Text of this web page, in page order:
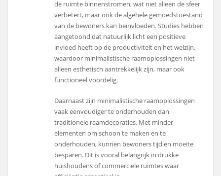
de ruimte binnenstromen, wat niet alleen de sfeer
verbetert, maar ook de algehele gemoedstoestand
van de bewoners kan beïnvloeden. Studies hebben
aangetoond dat natuurlijk licht een positieve
invloed heeft op de productiviteit en het welzijn,
waardoor minimalistische raamoplossingen niet
alleen esthetisch aantrekkelijk zijn, maar ook
functioneel voordelig.
Daarnaast zijn minimalistische raamoplossingen
vaak eenvoudiger te onderhouden dan
traditionele raamdecoraties. Met minder
elementen om schoon te maken en te
onderhouden, kunnen bewoners tijd en moeite
besparen. Dit is vooral belangrijk in drukke
huishoudens of commerciële ruimtes waar